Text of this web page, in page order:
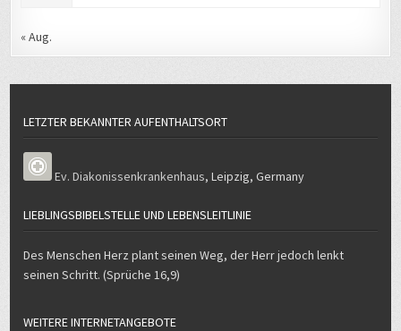
« Aug.
LETZTER BEKANNTER AUFENTHALTSORT
Ev. Diakonissenkrankenhaus,Leipzig,Germany
LIEBLINGSBIBELSTELLE UND LEBENSLEITLINIE
Des Menschen Herz plant seinen Weg, der Herr jedoch lenkt
seinen Schritt. (Sprüche 16,9)
WEITERE INTERNETANGEBOTE